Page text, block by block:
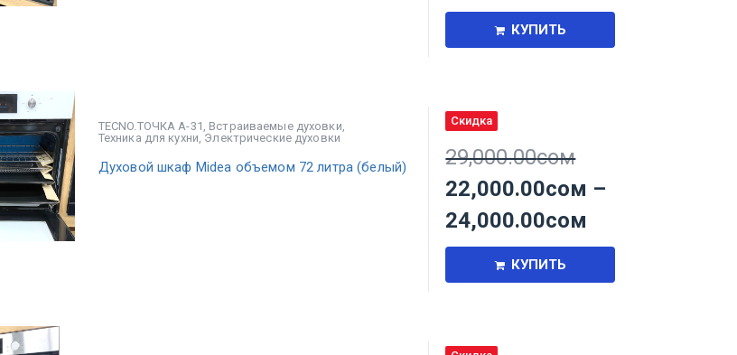
КУПИТЬ
TECNO.ТОЧКА А-31 , Встраиваемые духовки,
Техника для кухни, Электрические духовки
Духовой шкаф Midea объемом 72 литра (белый)
Скидка
29,000.00сом
22,000.00сом –
24,000.00сом
КУПИТЬ